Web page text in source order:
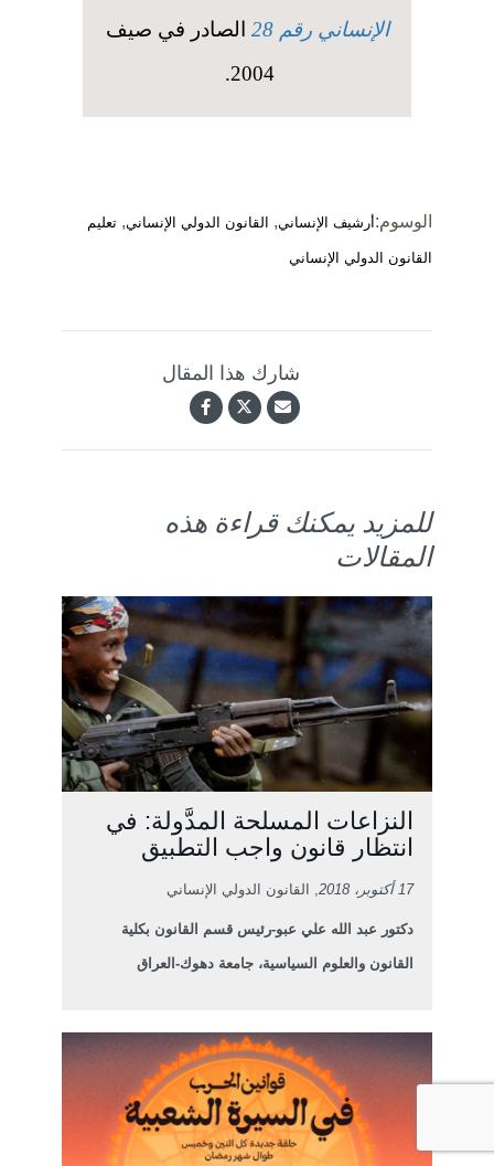
الإنساني رقم 28
الصادر في صيف
2004.
الوسوم:أرشيف الإنساني, القانون الدولي الإنساني, تعليم
القانون الدولي الإنساني
شارك هذا المقال
للمزيد يمكنك قراءة هذه
المقالات
النزاعات المسلحة المدَّولة: في
انتظار قانون واجب التطبيق
17 أكتوبر، 2018 , القانون الدولي الإنساني
دكتور عبد الله علي عبو-رئيس قسم القانون بكلية
القانون والعلوم السياسية، جامعة دهوك-العراق